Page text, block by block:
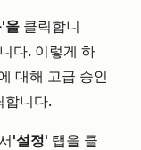
을 클릭합니
다. 이렇게 하
대해 고급 승인
합니다.
'설정' 탭을 클